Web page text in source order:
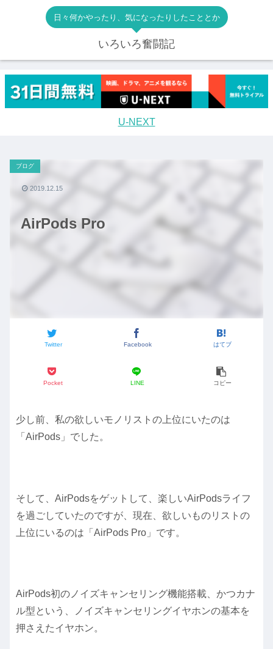
日々何かやったり、気になったりしたこととか
いろいろ奮闘記
U-NEXT
AirPods Pro
ブログ
Twitter Facebook はてブ
Pocket LINE コピー
2019.12.15
少し前、私の欲しいモノリストの上位にいたのは
「AirPods」でした。
そして、AirPodsをゲットして、楽しいAirPodsライフ
を過ごしていたのですが、現在、欲しいものリストの
上位にいるのは「AirPods Pro」です。
AirPods初のノイズキャンセリング機能搭載、かつカナ
ル型という、ノイズキャンセリングイヤホンの基本を
押さえたイヤホン。